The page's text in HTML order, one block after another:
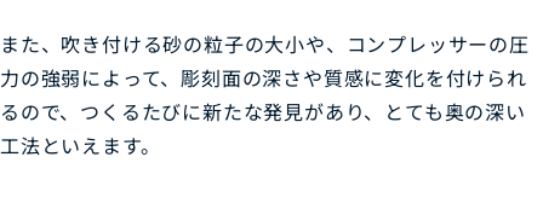
また、吹き付ける砂の粒子の大小や、コンプレッサーの圧
力の強弱によって、彫刻面の深さや質感に変化を付けられ
るので、つくるたびに新たな発見があり、とても奥の深い
工法といえます。